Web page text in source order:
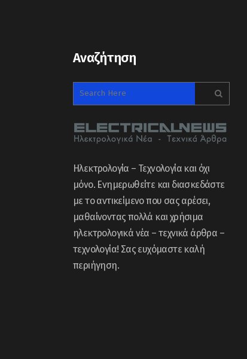
Αναζήτηση
Ηλεκτρολογία – Τεχνολογία και όχι
μόνο. Ενημερωθείτε και διασκεδάστε
με το αντικείμενο που σας αρέσει,
μαθαίνοντας πολλά και χρήσιμα
ηλεκτρολογικά νέα – τεχνικά άρθρα –
τεχνολογία! Σας ευχόμαστε καλή
περιήγηση.